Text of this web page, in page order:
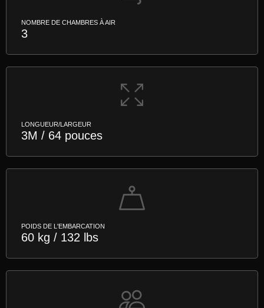
NOMBRE DE CHAMBRES À AIR
3
LONGUEUR/LARGEUR
3M / 64 pouces
POIDS DE L'EMBARCATION
60 kg / 132 lbs